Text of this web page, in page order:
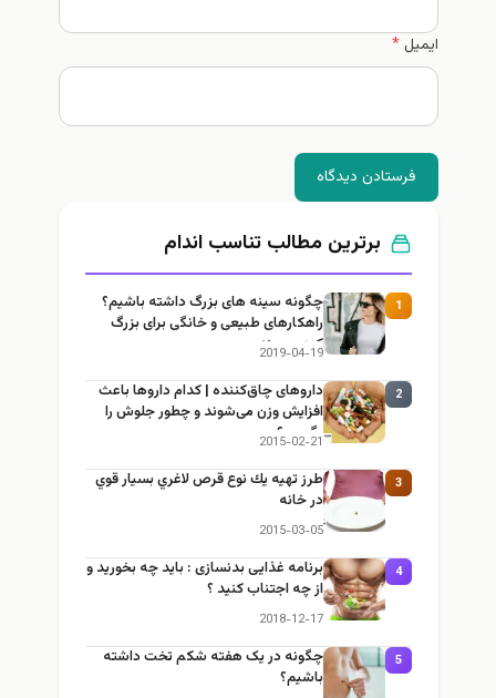
دیدگاه
برترین مطالب تناسب اندام
چگونه سینه های بزرگ داشته باشیم؟
راهکارهای طبیعی و خانگی برای بزرگ
کردن سینه
2019-04-19
داروهای چاق‌کننده | کدام داروها باعث
افزایش وزن می‌شوند و چطور جلوش را
بگیریم؟
2015-02-21
طرز تهيه يك نوع قرص لاغري بسيار قوي
در خانه
2015-03-05
برنامه غذایی بدنسازی : باید چه بخورید و
از چه اجتناب کنید ؟
2018-12-17
چگونه در یک هفته شکم تخت داشته
باشیم؟